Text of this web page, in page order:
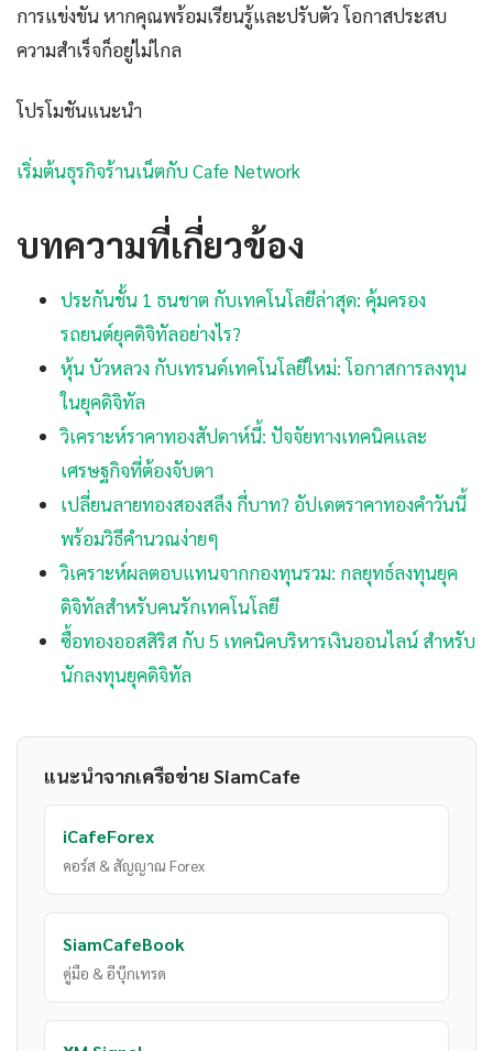
การแข่งขัน หากคุณพร้อมเรียนรู้และปรับตัว โอกาสประสบ
ความสำเร็จก็อยู่ไม่ไกล
โปรโมชันแนะนำ
เริ่มต้นธุรกิจร้านเน็ตกับ Cafe Network
บทความที่เกี่ยวข้อง
ประกันชั้น 1 ธนชาต กับเทคโนโลยีล่าสุด: คุ้มครอง
รถยนต์ยุคดิจิทัลอย่างไร?
หุ้น บัวหลวง กับเทรนด์เทคโนโลยีใหม่: โอกาสการลงทุน
ในยุคดิจิทัล
วิเคราะห์ราคาทองสัปดาห์นี้: ปัจจัยทางเทคนิคและ
เศรษฐกิจที่ต้องจับตา
เปลี่ยนลายทองสองสลึง กี่บาท? อัปเดตราคาทองคำวันนี้
พร้อมวิธีคำนวณง่ายๆ
วิเคราะห์ผลตอบแทนจากกองทุนรวม: กลยุทธ์ลงทุนยุค
ดิจิทัลสำหรับคนรักเทคโนโลยี
ซื้อทองออสสิริส กับ 5 เทคนิคบริหารเงินออนไลน์ สำหรับ
นักลงทุนยุคดิจิทัล
แนะนำจากเครือข่าย SiamCafe
iCafeForex
คอร์ส & สัญญาณ Forex
SiamCafeBook
คู่มือ & อีบุ๊กเทรด